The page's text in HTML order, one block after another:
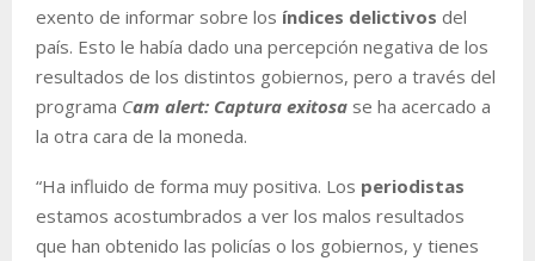
exento de informar sobre los índices delictivos del
país. Esto le había dado una percepción negativa de los
resultados de los distintos gobiernos, pero a través del
programa Cam alert: Captura exitosa se ha acercado a
la otra cara de la moneda.
“Ha influido de forma muy positiva. Los periodistas
estamos acostumbrados a ver los malos resultados
que han obtenido las policías o los gobiernos, y tienes